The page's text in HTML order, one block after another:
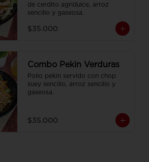
de cerdito agridulce, arroz
sencillo y gaseosa.
$35.000
Combo Pekin Verduras
Pollo pekin servido con chop
suey sencillo, arroz sencillo y
gaseosa.
$35.000